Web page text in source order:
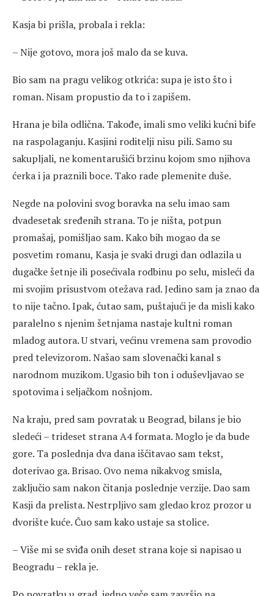
Kasja bi prišla, probala i rekla:
– Nije gotovo, mora još malo da se kuva.
Bio sam na pragu velikog otkrića: supa je isto što i
roman. Nisam propustio da to i zapišem.
Hrana je bila odlična. Takođe, imali smo veliki kućni bife
na raspolaganju. Kasjini roditelji nisu pili. Samo su
sakupljali, ne komentarušići brzinu kojom smo njihova
ćerka i ja praznili boce. Tako rade plemenite duše.
Negde na polovini svog boravka na selu imao sam
dvadesetak sređenih strana. To je ništa, potpun
promašaj, pomišljao sam. Kako bih mogao da se
posvetim romanu, Kasja je svaki drugi dan odlazila u
dugačke šetnje ili posećivala rodbinu po selu, misleći da
mi svojim prisustvom otežava rad. Jedino sam ja znao da
to nije tačno. Ipak, ćutao sam, puštajući je da misli kako
paralelno s njenim šetnjama nastaje kultni roman
mladog autora. U stvari, većinu vremena sam provodio
pred televizorom. Našao sam slovenački kanal s
narodnom muzikom. Ugasio bih ton i oduševljavao se
spotovima i seljačkom nošnjom.
Na kraju, pred sam povratak u Beograd, bilans je bio
sledeći – trideset strana A4 formata. Moglo je da bude
gore. Ta poslednja dva dana iščitavao sam tekst,
doterivao ga. Brisao. Ovo nema nikakvog smisla,
zaključio sam nakon čitanja poslednje verzije. Dao sam
Kasji da prelista. Nestrpljivo sam gledao kroz prozor u
dvorište kuće. Čuo sam kako ustaje sa stolice.
– Više mi se sviđa onih deset strana koje si napisao u
Beogradu – rekla je.